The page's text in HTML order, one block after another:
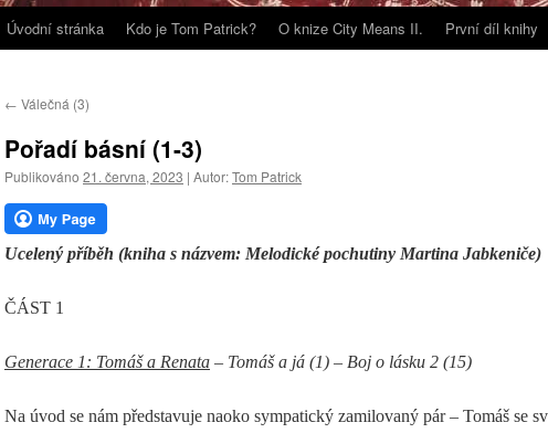
Přejít
obsahu
webu
Úvodní stránka Kdo je Tom Patrick? O knize City Means II. První díl knihy
← Válečná (3)
Pořadí básní (1-3)
Publikováno 21. června, 2023 | Autor:Tom Patrick
Ucelený příběh (kniha s názvem: Melodické pochutiny Martina Jabkeniče)
ČÁST 1
Generace 1: Tomáš a Renata – Tomáš a já (1) – Boj o lásku 2 (15)
Na úvod se nám představuje naoko sympatický zamilovaný pár – Tomáš se